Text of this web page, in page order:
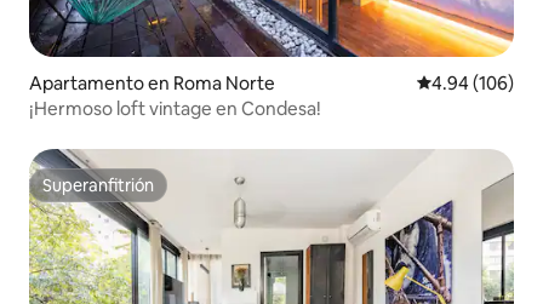
Apartamento en Roma Norte Calificación
4.94 (106)
¡Hermoso loft vintage en Condesa!
Superanfitrión
Superanfitrión